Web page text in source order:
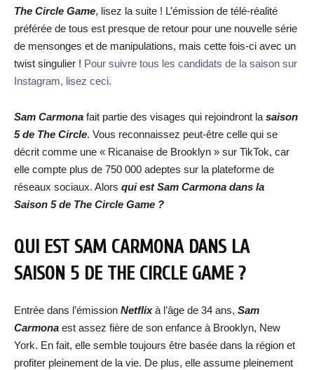
The Circle Game, lisez la suite ! L’émission de télé-réalité
préférée de tous est presque de retour pour une nouvelle série
de mensonges et de manipulations, mais cette fois-ci avec un
twist singulier ! Pour suivre tous les candidats de la saison sur
Instagram, lisez ceci.
Sam Carmona fait partie des visages qui rejoindront la saison
5 de The Circle. Vous reconnaissez peut-être celle qui se
décrit comme une « Ricanaise de Brooklyn » sur TikTok, car
elle compte plus de 750 000 adeptes sur la plateforme de
réseaux sociaux. Alors quiestSam Carmona dans la
Saison 5 de The Circle Game ?
QUI EST SAM CARMONADANS LA
SAISON 5 DE THE CIRCLE GAME ?
Entrée dans l’émission Netflixà l’âge de 34 ans, Sam
Carmona est assez fière de son enfance à Brooklyn, New
York. En fait, elle semble toujours être basée dans la région et
profiter pleinement de la vie. De plus, elle assume pleinement